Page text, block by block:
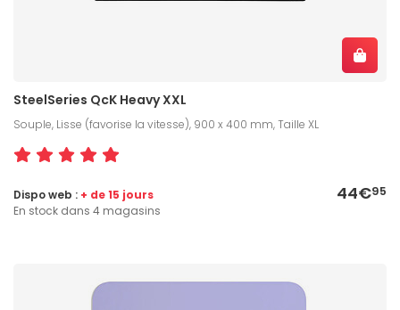
SteelSeries QcK Heavy XXL
Souple, Lisse (favorise la vitesse), 900 x 400 mm, Taille XL
44€95
Dispo web : + de 15 jours
En stock dans 4 magasins